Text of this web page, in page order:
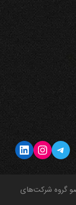
اینستاگرم
لینکداین
شرکت‌های